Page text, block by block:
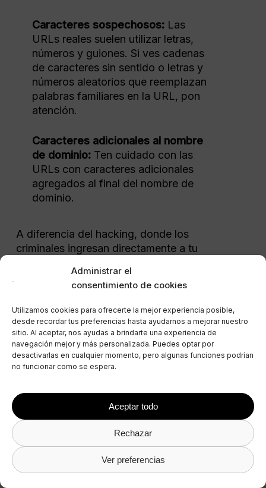
Administrar el
consentimiento de cookies
Utilizamos cookies para ofrecerte la mejor experiencia posible,
desde recordar tus preferencias hasta ayudarnos a mejorar nuestro
sitio. Al aceptar, nos ayudas a brindarte una experiencia de
navegación mejor y más personalizada. Puedes optar por
desactivarlas en cualquier momento, pero algunas funciones podrían
no funcionar como se espera.
Aceptar todo
Rechazar
Ver preferencias
Caracteres sospechosos: Las
URLs reales suelen utilizar letras,
números y guiones. Si ves cadenas
de caracteres sin sentido o letras y
números aleatorios que reemplazan
palabras familiares en la URL, pon
atención.
Caracteres adicionales al nombre
de dominio: Ten cuidado con las
URLs con caracteres adicionales
agregados al final del nombre de
dominio.
A diferencia del hacking, donde los
criminales ingresan directamente a tu
basa en engañar a los usuarios para
que le proporcionen su información.
Tip profesional:Ten cuidado con
los enlaces o los archivos adjuntos